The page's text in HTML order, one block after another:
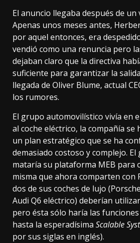
El anuncio llegaba después de un
Apenas unos meses antes,
por aquel entonces, era
vendió como una renuncia pero
dejaban claro que la directiva
suficiente para garantizar la
llegada de Oliver Blume, actual
los rumores.
El grupo automovilístico vivía en
al coche eléctrico, la compañía
un plan estratégico que se ha
demasiado costoso y complejo. El
mataría su plataforma MEB para
misma que ahora comparten con
dos de sus coches de lujo
Audi Q6 eléctrico) deberían
pero ésta sólo haría las
hasta la esperadísima Scalable
por sus siglas en inglés).